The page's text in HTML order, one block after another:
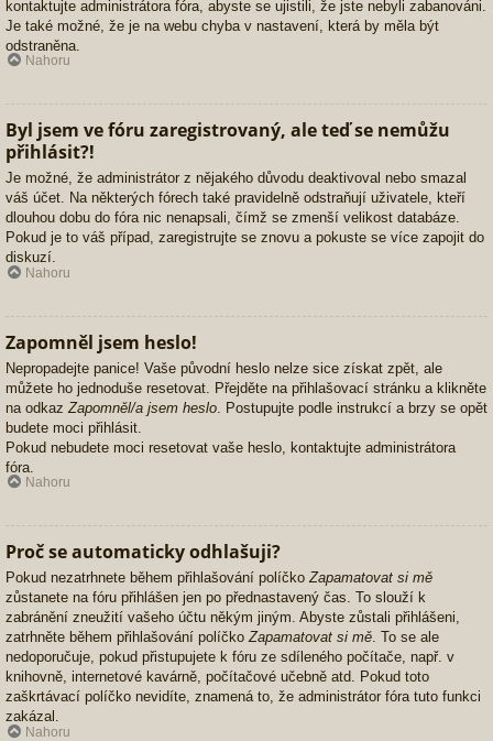
kontaktujte administrátora fóra, abyste se ujistili, že jste nebyli zabanováni.
Je také možné, že je na webu chyba v nastavení, která by měla být
odstraněna.
Nahoru
Byl jsem ve fóru zaregistrovaný, ale teď se nemůžu
přihlásit?!
Je možné, že administrátor z nějakého důvodu deaktivoval nebo smazal
váš účet. Na některých fórech také pravidelně odstraňují uživatele, kteří
dlouhou dobu do fóra nic nenapsali, čímž se zmenší velikost databáze.
Pokud je to váš případ, zaregistrujte se znovu a pokuste se více zapojit do
diskuzí.
Nahoru
Zapomněl jsem heslo!
Nepropadejte panice! Vaše původní heslo nelze sice získat zpět, ale
můžete ho jednoduše resetovat. Přejděte na přihlašovací stránku a klikněte
na odkaz Zapomněl/a jsem heslo . Postupujte podle instrukcí a brzy se opět
budete moci přihlásit.
Pokud nebudete moci resetovat vaše heslo, kontaktujte administrátora
fóra.
Nahoru
Proč se automaticky odhlašuji?
Pokud nezatrhnete během přihlašování políčkoZapamatovat si mě
zůstanete na fóru přihlášen jen po přednastavený čas. To slouží k
zabránění zneužití vašeho účtu někým jiným. Abyste zůstali přihlášeni,
zatrhněte během přihlašování políčkoZapamatovat si mě. To se ale
nedoporučuje, pokud přistupujete k fóru ze sdíleného počítače, např. v
knihovně, internetové kavárně, počítačové učebně atd. Pokud toto
zaškrtávací políčko nevidíte, znamená to, že administrátor fóra tuto funkci
zakázal.
Nahoru